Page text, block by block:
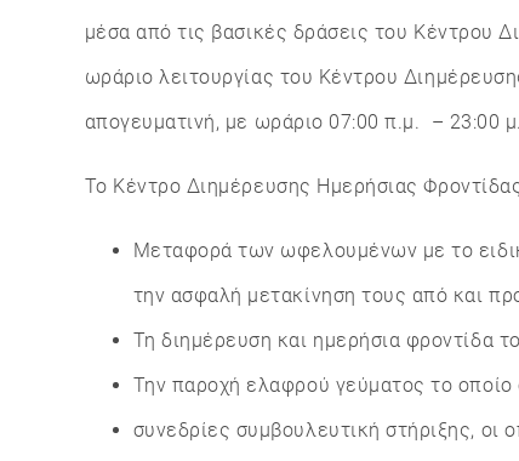
μέσα από τις βασικές δράσεις του Κέντρου
ωράριο λειτουργίας του Κέντρου
απογευματινή, με ωράριο 07:00 π.μ. – 23:00
Το Κέντρο Διημέρευσης Ημερήσιας
Μεταφορά των ωφελουμένων με το
την ασφαλή μετακίνηση τους από και
Τη διημέρευση και ημερήσια φροντίδα
Την παροχή ελαφρού γεύματοςτο
συνεδρίες συμβουλευτική στήριξης,